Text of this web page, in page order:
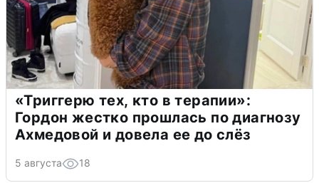
«Триггерю тех, кто в терапии»:
Гордон жестко прошлась по диагнозу
Ахмедовой и довела ее до слёз
5 августа 18